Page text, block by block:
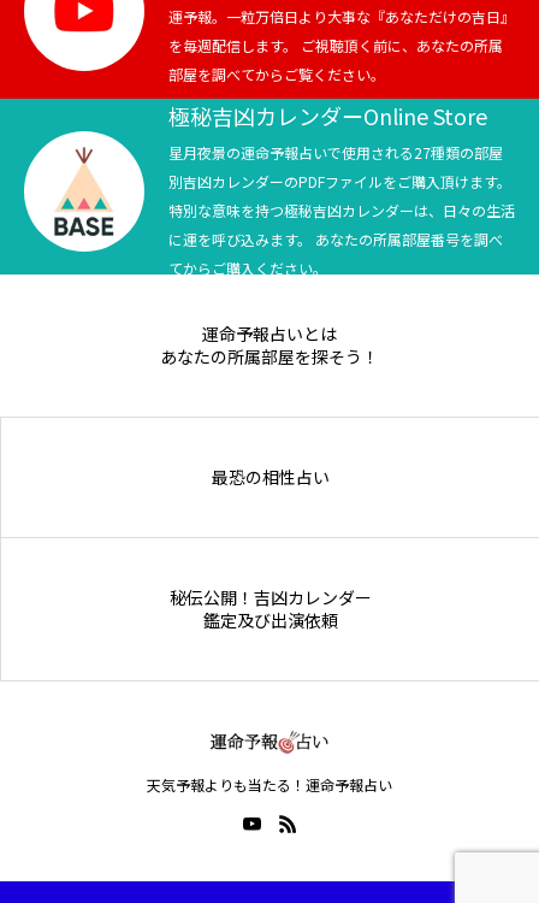
競馬
テニス四大大会・五輪
テニス四大大会・五輪
運予報。一粒万倍日より大事な『あなただけの吉日』
を毎週配信します。 ご視聴頂く前に、あなたの所属
部屋を調べてからご覧ください。
極秘吉凶カレンダーOnline Store
星月夜景の運命予報占いで使用される27種類の部屋
別吉凶カレンダーのPDFファイルをご購入頂けます。
特別な意味を持つ極秘吉凶カレンダーは、日々の生活
に運を呼び込みます。 あなたの所属部屋番号を調べ
てからご購入ください。
運命予報占いとは
あなたの所属部屋を探そう！
最恐の相性占い
秘伝公開！吉凶カレンダー
鑑定及び出演依頼
天気予報よりも当たる！運命予報占い